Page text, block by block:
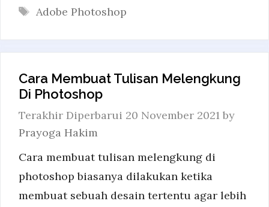
Tags
Adobe Photoshop
Cara Membuat Tulisan Melengkung
Di Photoshop
20 November 2021 by
Prayoga Hakim
Cara membuat tulisan melengkung di
photoshop biasanya dilakukan ketika
membuat sebuah desain tertentu agar lebih